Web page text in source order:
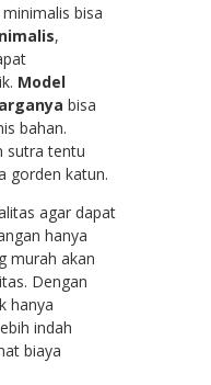
bisa
,
Model
bisa
bahan.
sutra tentu
gorden katun.
agar dapat
hanya
murah akan
Dengan
hanya
indah
biaya